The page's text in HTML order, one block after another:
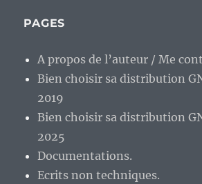
PAGES
A propos de l’auteur / Me
Bien choisir sa distribution
2019
Bien choisir sa distribution
2025
Documentations.
Ecrits non techniques.